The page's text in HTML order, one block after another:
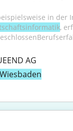
,
AG
Wiesbaden